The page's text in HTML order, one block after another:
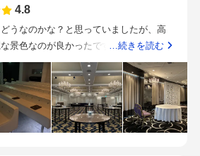
にしてくださったりとホテルならでは
た。サービス、披露宴会場、料金おも
ハウスと比べて良かったです。当日も
です。開催する時期によっては高いで
めしてもらえるとかなりコスパよくで
と写真の雰囲気でえらびました。
4.8
うなのかな？と思っていましたが、高
景色なのが良かったです。高層階なの
す。夜景も美しいです。少人数でも問
予算は妥当だと思いました。また、ホ
ゼントサービスがあるのはありがたい
ビュッフェを試食させていただきまし
もらえてお腹がいっぱいになりまし
…続きを読む